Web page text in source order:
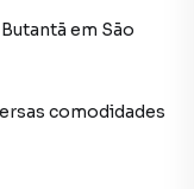
em São
comodidades